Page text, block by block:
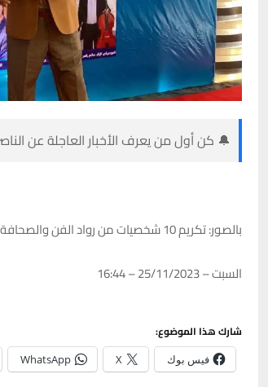
🔔 كن أول من يعرف الأخبار العاجلة عن
بالصور: تكريم 10 شخصيات من رواد الفن والصحافة بينهم الفنان حسين نعمة في الناصرية
السبت – 25/11/2023 – 16:44
شارك هذا الموضوع:
فيس بوك X
WhatsApp